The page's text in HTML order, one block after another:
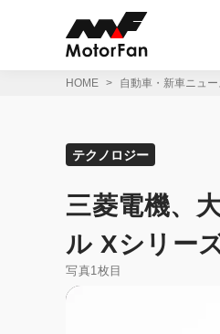
HOME 自動車・新車ニュー
テクノロジー
三菱電機、
ル Xシリー
写真1枚目